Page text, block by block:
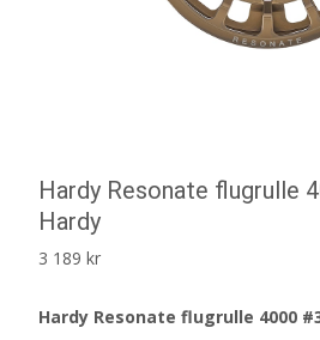
Hardy Resonate flugrulle
Hardy
3 189 kr
Hardy Resonate flugrulle 4000